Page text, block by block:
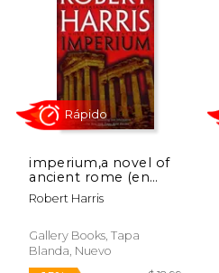
15%
imperium,a novel of
ancient rome (en
Inglés)
Robert Harris
Gallery Books, Tapa
Blanda, Nuevo